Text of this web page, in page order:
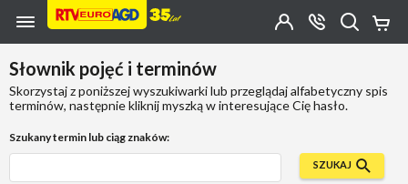
Przejdź do zawartości strony
Przejdź do wyszukiwarki
Przejdź do kategorii
Przejdź do stopki
OTWÓRZ
MENU
Moje
Konto
szukasz?
Słownik pojęć i terminów
Skorzystaj z poniższej wyszukiwarki lub przeglądaj alfabetyczny spis
terminów, następnie kliknij myszką w interesujące Cię hasło.
Szukany termin lub ciąg znaków:
SZUKAJ